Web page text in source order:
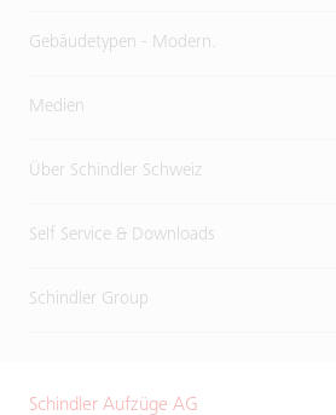
Gebäudetypen - Modern.
Medien
Über Schindler Schweiz
Self Service & Downloads
Schindler Group
Schindler Aufzüge AG